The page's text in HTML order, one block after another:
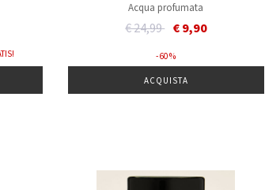
Acqua profumata
Price reduced from
€ 24,99to€ 9,90
- 60 %
ACQUISTA